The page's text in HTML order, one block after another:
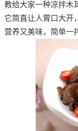
教给大家一种凉拌木
它简直让人胃口大开
营养又美味，简单一